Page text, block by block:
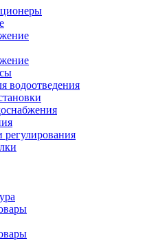
водоотведения